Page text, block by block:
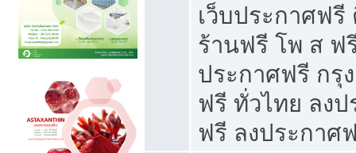
เว็บประกาศฟ
ร้านฟรี โพ ส ฟ
ประกาศฟรี กรุ
ฟรี ทั่วไทย ลง
ฟรี ลงประกาศ